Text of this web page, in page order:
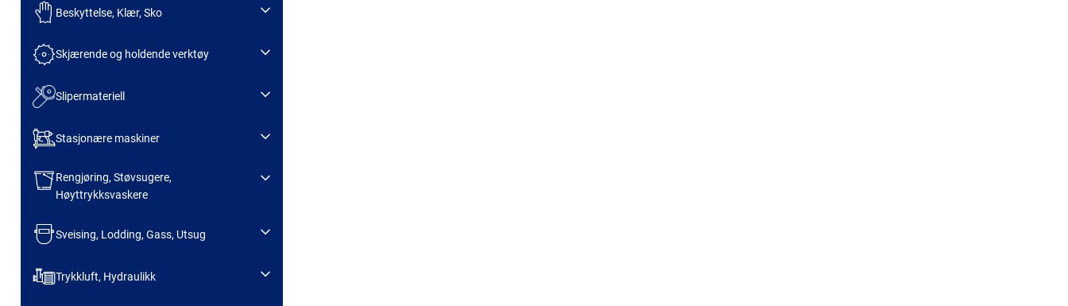
Beskyttelse, Klær, Sko
Skjærende og holdende verktøy
Slipermateriell
Stasjonære maskiner
Rengjøring, Støvsugere,
Høyttrykksvaskere
Sveising, Lodding, Gass, Utsug
Trykkluft, Hydraulikk